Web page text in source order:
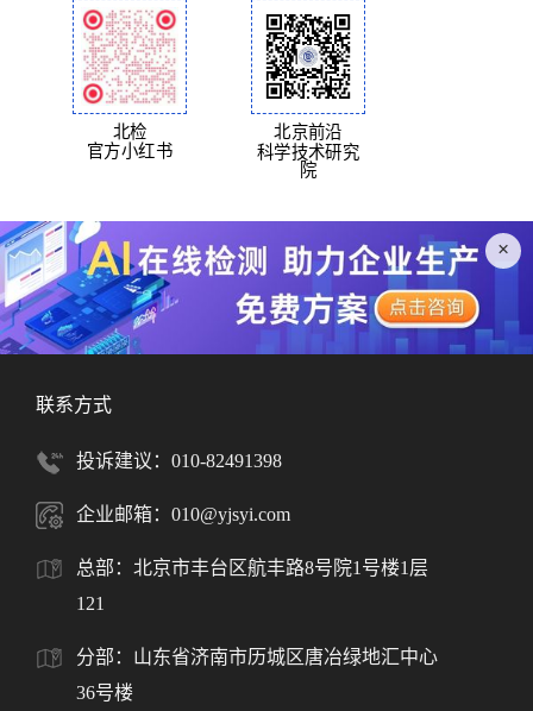
北检
官方小红书
北京前沿
科学技术研究
院
×
联系方式
投诉建议：010-82491398
企业邮箱：010@yjsyi.com
总部：北京市丰台区航丰路8号院1号楼1层
121
分部：山东省济南市历城区唐冶绿地汇中心
36号楼